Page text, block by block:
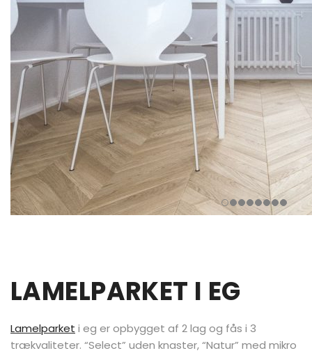
LAMELPARKET I EG
Lamelparket i eg er opbygget af 2 lag og fås i 3
trækvaliteter. “Select” uden knaster, “Natur” med mikro